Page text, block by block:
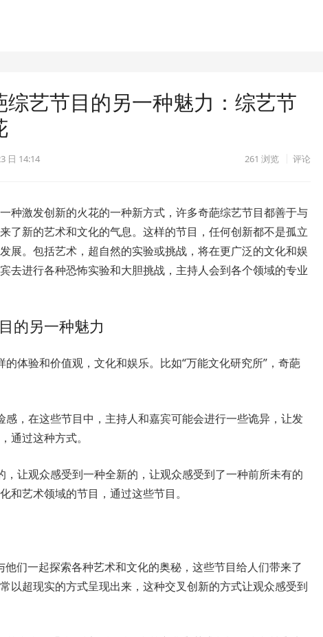
艺节目的另一种魅力：综艺节
日 14:14 261 浏览 评论
种激发创新的火花的一种新方式，许多奇葩综艺节目都善于与
了新的艺术和文化的气息。这样的节目，任何创新都不是孤立
展。包括艺术，超自然的实验或挑战，将在更广泛的文化和娱
去进行各种恐怖实验和大胆挑战，主持人会到各个领域的专业
的另一种魅力
体验和价值观，文化和娱乐。比如“万能文化研究所”，奇葩
，在这些节目中，主持人和嘉宾可能会进行一些诡异，让发
通过这种方式。
让观众感受到一种全新的，让观众感受到了一种前所未有的
和艺术领域的节目，通过这些节目。
他们一起探索各种艺术和文化的奥秘，这些节目给人们带来了
以超现实的方式呈现出来，这种交叉创新的方式让观众感受到